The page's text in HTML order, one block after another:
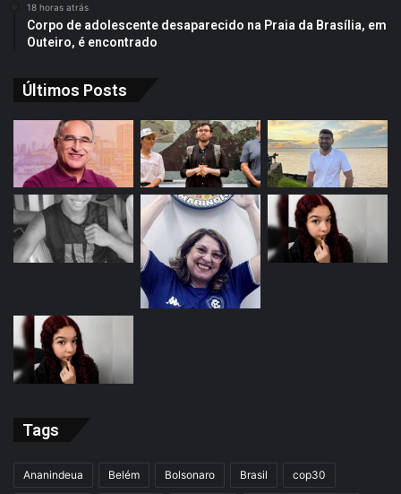
18 horas atrás
Corpo de adolescente desaparecido na Praia da Brasília, em
Outeiro, é encontrado
Últimos Posts
Tags
Ananindeua Belém Bolsonaro Brasil cop30